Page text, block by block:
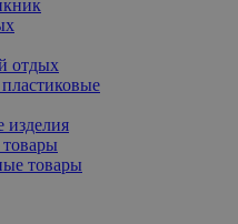
отдых
изделия
товары